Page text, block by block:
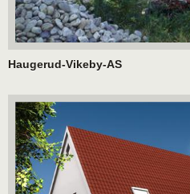
Haugerud-Vikeby-AS